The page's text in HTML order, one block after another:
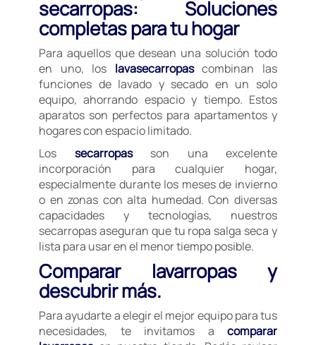
secarropas: Soluciones
completas para tu hogar
Para aquellos que desean una solución todo
en uno, los lavasecarropascombinan las
funciones de lavado y secado en un solo
equipo, ahorrando espacio y tiempo. Estos
aparatos son perfectos para apartamentos y
hogares con espacio limitado.
Los secarropasson una excelente
incorporación para cualquier hogar,
especialmente durante los meses de invierno
o en zonas con alta humedad. Con diversas
capacidades y tecnologías, nuestros
secarropas aseguran que tu ropa salga seca y
lista para usar en el menor tiempo posible.
Comparar lavarropas y
descubrir más.
Para ayudarte a elegir el mejor equipo para tus
necesidades, te invitamos a comparar